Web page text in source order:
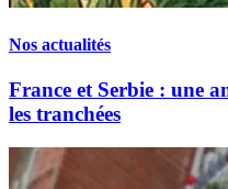
Nos actualités
France et Serbie : une
les tranchées